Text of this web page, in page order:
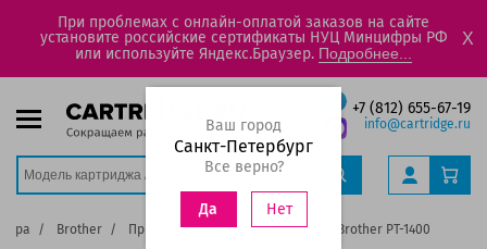
При проблемах с онлайн-оплатой заказов на сайте
установите российские сертификаты НУЦ Минцифры РФ
или используйте Яндекс.Браузер. Подробнее...
X
+7 (812) 655-67-19
info@cartridge.ru
Ваш город
Санкт-Петербург
Все верно?
Да Нет
Brother Принтеры для наклеек PT Brother PT-1400